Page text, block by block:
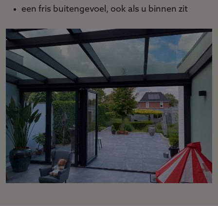
een fris buitengevoel, ook als u binnen zit